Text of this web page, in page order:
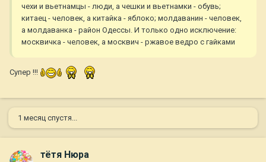
чехи и вьетнамцы - люди, а чешки и вьетнамки - обувь;
китаец - человек, а китайка - яблоко; молдаванин - человек,
а молдаванка - район Одессы. И только одно исключение:
москвичка - человек, а москвич - ржавое ведро с гайками
Супер !!!
1 месяц спустя...
тётя Нюра